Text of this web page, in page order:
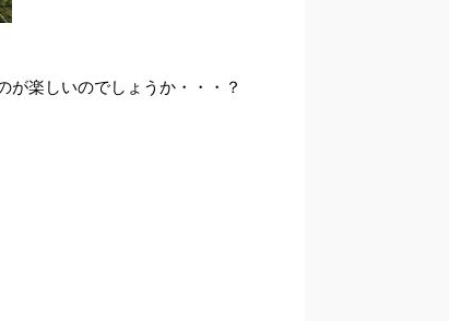
が楽しいのでしょうか・・・？